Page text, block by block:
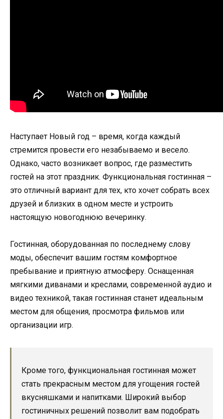
Наступает Новый год – время, когда каждый
стремится провести его незабываемо и весело.
Однако, часто возникает вопрос, где разместить
гостей на этот праздник. Функциональная гостинная –
это отличный вариант для тех, кто хочет собрать всех
друзей и близких в одном месте и устроить
настоящую новогоднюю вечеринку.
Гостинная, оборудованная по последнему слову
моды, обеспечит вашим гостям комфортное
пребывание и приятную атмосферу. Оснащенная
мягкими диванами и креслами, современной аудио и
видео техникой, такая гостинная станет идеальным
местом для общения, просмотра фильмов или
организации игр.
Кроме того, функциональная гостинная может
стать прекрасным местом для угощения гостей
вкусняшками и напитками. Широкий выбор
гостиничных решений позволит вам подобрать